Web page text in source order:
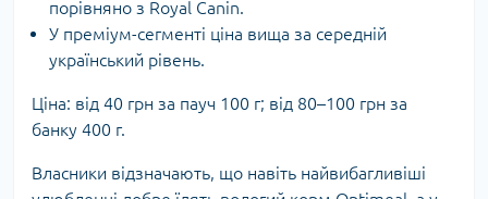
порівняно з Royal Canin.
У преміум-сегменті ціна вища за середній
український рівень.
Ціна: від 40 грн за пауч 100 г; від 80–100 грн за
банку 400 г.
Власники відзначають, що навіть найвибагливіші